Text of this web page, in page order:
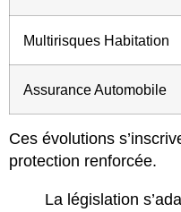
Multirisques Habitation
Assurance Automobile
Ces évolutions
protection renforcée.
La législation